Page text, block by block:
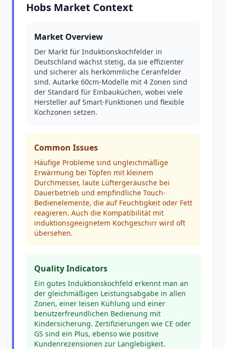
Hobs Market Context
Market Overview
Der Markt für Induktionskochfelder in
Deutschland wächst stetig, da sie effizienter
und sicherer als herkömmliche Ceranfelder
sind. Autarke 60cm-Modelle mit 4 Zonen sind
der Standard für Einbauküchen, wobei viele
Hersteller auf Smart-Funktionen und flexible
Kochzonen setzen.
Common Issues
Häufige Probleme sind ungleichmäßige
Erwärmung bei Töpfen mit kleinem
Durchmesser, laute Lüftergeräusche bei
Dauerbetrieb und empfindliche Touch-
Bedienelemente, die auf Feuchtigkeit oder Fett
reagieren. Auch die Kompatibilität mit
induktionsgeeignetem Kochgeschirr wird oft
übersehen.
Quality Indicators
Ein gutes Induktionskochfeld erkennt man an
der gleichmäßigen Leistungsabgabe in allen
Zonen, einer leisen Kühlung und einer
benutzerfreundlichen Bedienung mit
Kindersicherung. Zertifizierungen wie CE oder
GS sind ein Plus, ebenso wie positive
Kundenrezensionen zur Langlebigkeit.